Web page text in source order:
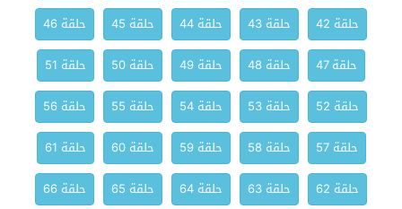
حلقة 42
حلقة 43 حلقة 44 حلقة 45
حلقة 46
حلقة 47
حلقة 48 حلقة 49 حلقة 50
حلقة 51
حلقة 52
حلقة 53 حلقة 54 حلقة 55
حلقة 56
حلقة 57
حلقة 58 حلقة 59 حلقة 60
حلقة 61
حلقة 62
حلقة 63 حلقة 64 حلقة 65
حلقة 66